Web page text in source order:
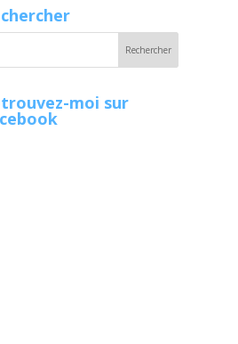
moi sur